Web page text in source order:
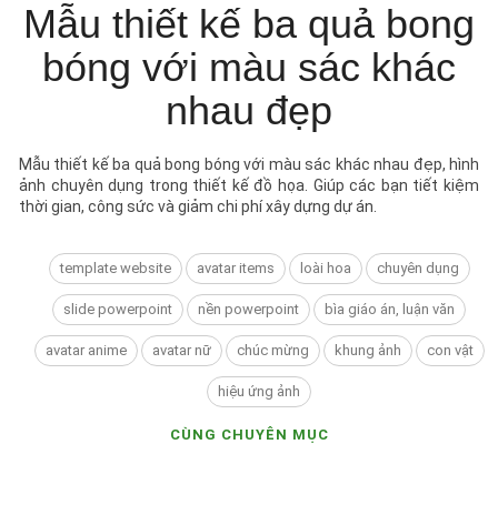
Mẫu thiết kế ba quả bong
bóng với màu sác khác
nhau đẹp
Mẫu thiết kế ba quả bong bóng với màu sác khác nhau đẹp, hình
ảnh chuyên dụng trong thiết kế đồ họa. Giúp các bạn tiết kiệm
thời gian, công sức và giảm chi phí xây dựng dự án.
template website avatar items loài hoa chuyên dụng
slide powerpoint nền powerpoint bìa giáo án, luận văn
avatar anime avatar nữ chúc mừng khung ảnh con vật
hiệu ứng ảnh
CÙNG CHUYÊN MỤC